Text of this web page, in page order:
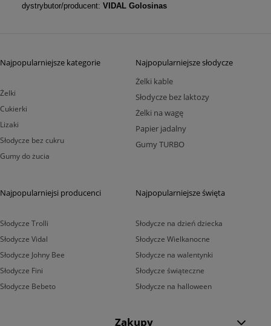
dystrybutor/producent: VIDAL Golosinas
Najpopularniejsze kategorie
Żelki
Cukierki
Lizaki
Słodycze bez cukru
Gumy do żucia
Najpopularniejsze słodycze
Żelki kable
Słodycze bez laktozy
Żelki na wagę
Papier jadalny
Gumy TURBO
Najpopularniejsi producenci
Słodycze Trolli
Słodycze Vidal
Słodycze Johny Bee
Słodycze Fini
Słodycze Bebeto
Najpopularniejsze święta
Słodycze na dzień dziecka
Słodycze Wielkanocne
Słodycze na walentynki
Słodycze świąteczne
Słodycze na halloween
Zakupy